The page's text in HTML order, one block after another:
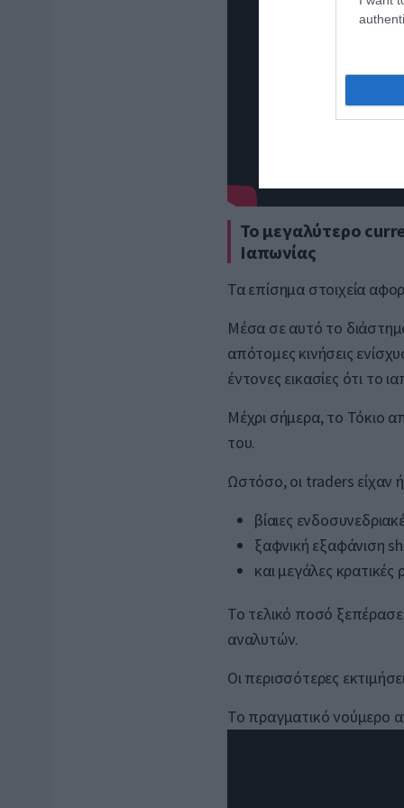
Το μεγαλύτερο
Ιαπωνίας
Τα επίσημα στοιχεία
Μέσα σε αυτό το
απότομες κινήσεις
έντονες εικασίες ότι το
Μέχρι σήμερα, το Τόκιο
του.
Ωστόσο, οι traders είχαν
βίαιες
ξαφνική εξαφάνιση
και μεγάλες
Το τελικό ποσό ξεπέρασε
αναλυτών.
Οι περισσότερες
Το πραγματικό νούμερο